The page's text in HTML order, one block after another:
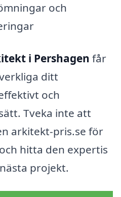
och
i Pershagen får
ditt
och
Tveka inte att
arkitekt-pris.se för
hitta den expertis
projekt.